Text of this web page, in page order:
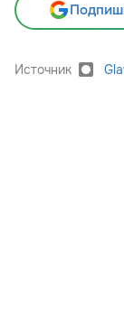
Источник